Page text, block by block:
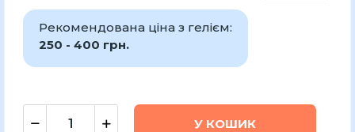
Рекомендована ціна з гелієм:
250 - 400 грн.
У КОШИК